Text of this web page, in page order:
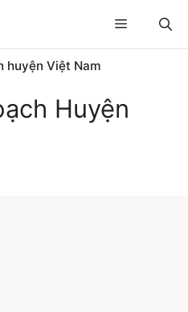
Menu
huyện Việt Nam
Huyện